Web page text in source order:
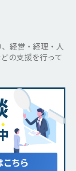
経営・経理・人
の支援を行って